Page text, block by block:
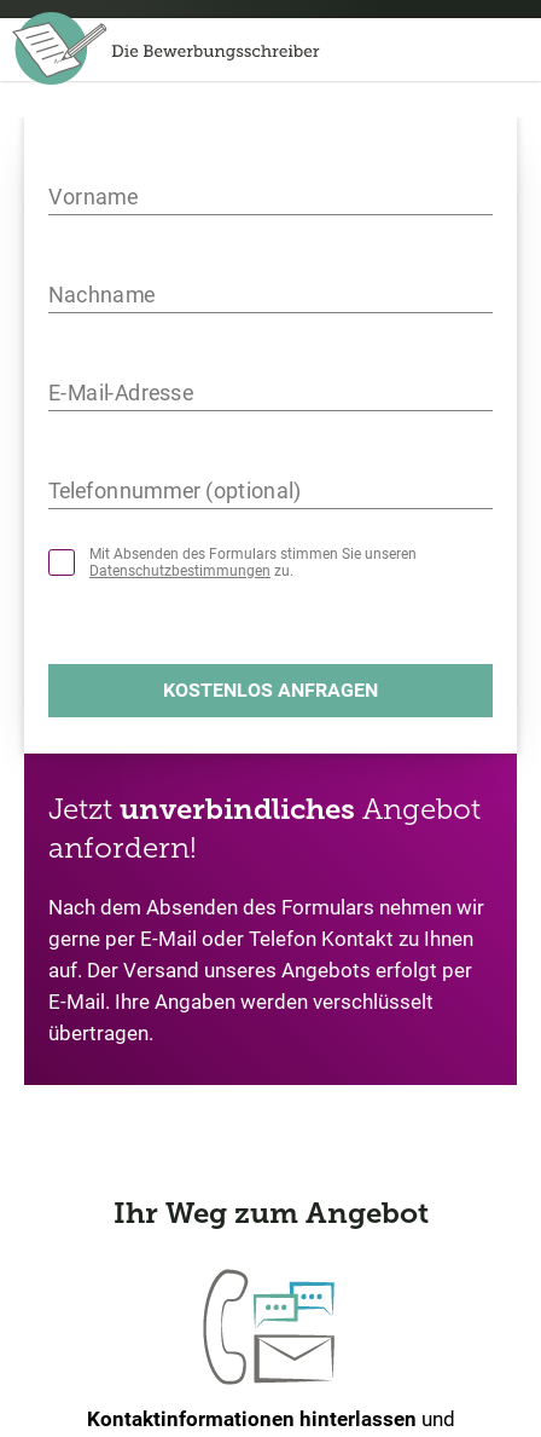
Jetzt unverbindliches Angebot
anfordern!
Nach dem Absenden des Formulars nehmen wir
gerne per E-Mail oder Telefon Kontakt zu Ihnen
auf. Der Versand unseres Angebots erfolgt per
E-Mail. Ihre Angaben werden verschlüsselt
übertragen.
Vorname
Nachname
E-Mail-Adresse
Telefonnummer (optional)
Mit Absenden des Formulars stimmen Sie unseren
Datenschutzbestimmungen zu.
Ihr Weg zum Angebot
Kontaktinformationen hinterlassen und